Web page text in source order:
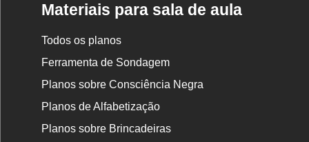
Materiais para sala de aula
Todos os planos
Ferramenta de Sondagem
Planos sobre Consciência Negra
Planos de Alfabetização
Planos sobre Brincadeiras